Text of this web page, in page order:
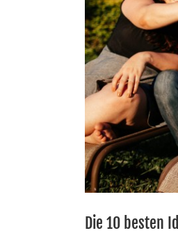
Die 10 besten